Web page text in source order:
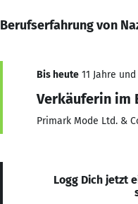
Berufserfahrung von
Bis heute 11 Jahre
Verkäuferin im
Primark Mode Ltd. &
Logg Dich jetzt